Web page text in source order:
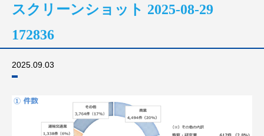
スクリーンショット 2025-08-29
172836
2025.09.03